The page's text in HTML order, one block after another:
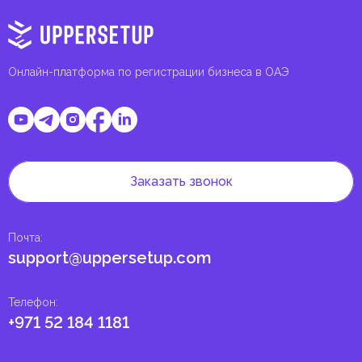
Онлайн-платформа по регистрации бизнеса в ОАЭ
Телефон:
+971 52 184 1181
Почта:
support@uppersetup.com
Заказать звонок